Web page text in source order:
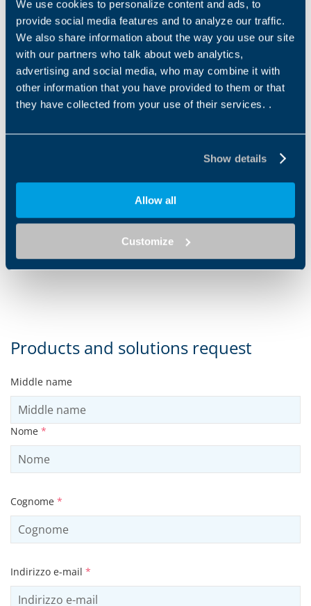
We use cookies to personalize content and ads, to
provide social media features and to analyze our traffic.
We also share information about the way you use our site
with our partners who talk about web analytics,
advertising and social media, who may combine it with
other information that you have provided to them or that
they have collected from your use of their services. .
Show details
Allow all
Customize
EN
DOWNLOAD
Altri documenti
EN IT
DOWNLOAD
Products and solutions request
Middle name
Nome *
Cognome *
Indirizzo e-mail *